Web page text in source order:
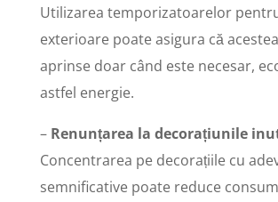
Utilizarea temporizatoarelor
exterioare poate asigura că
aprinse doar când este necesar,
astfel energie.
– Renunțarea la decorațiunile
Concentrarea pe decorațiile cu
semnificative poate reduce